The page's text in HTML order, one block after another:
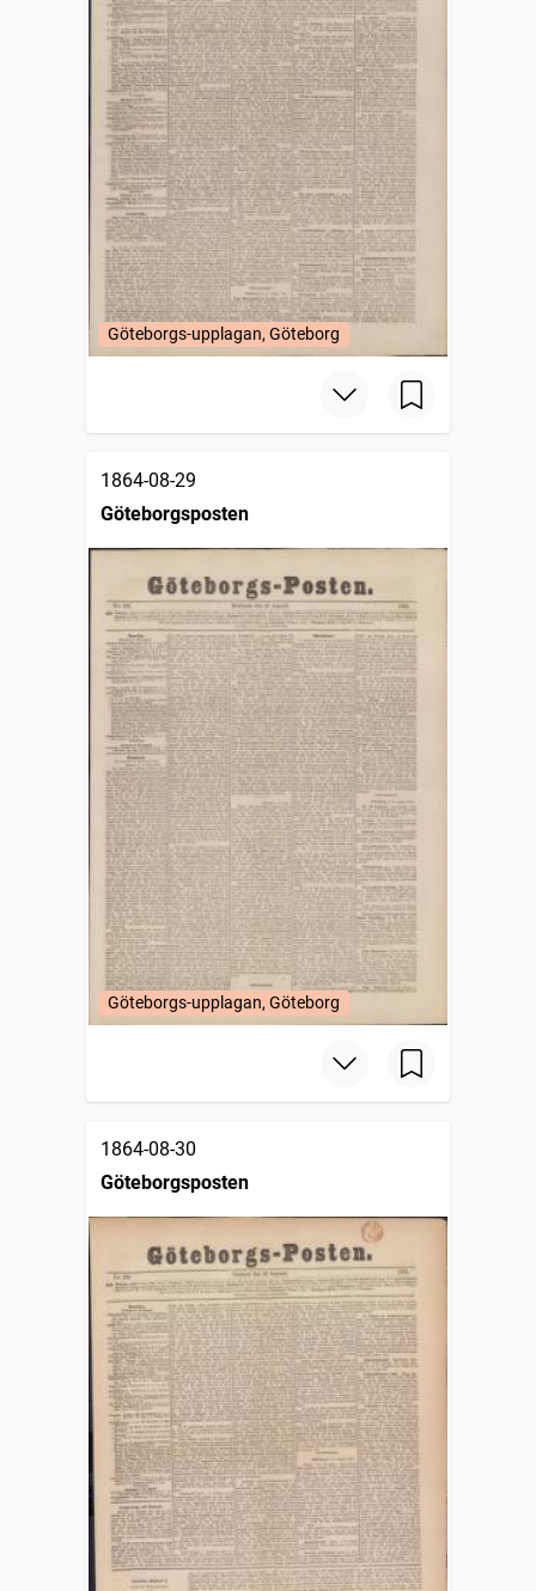
Göteborgs-upplagan, Göteborg
1864-08-29
Göteborgsposten
Göteborgs-upplagan, Göteborg
1864-08-30
Göteborgsposten